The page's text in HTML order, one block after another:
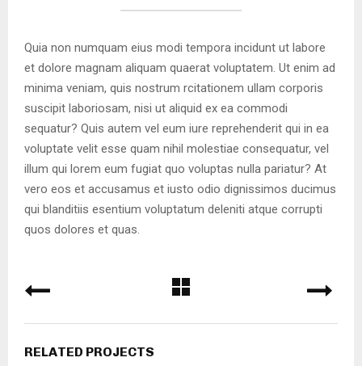
Quia non numquam eius modi tempora incidunt ut labore
et dolore magnam aliquam quaerat voluptatem. Ut enim ad
minima veniam, quis nostrum rcitationem ullam corporis
suscipit laboriosam, nisi ut aliquid ex ea commodi
sequatur? Quis autem vel eum iure reprehenderit qui in ea
voluptate velit esse quam nihil molestiae consequatur, vel
illum qui lorem eum fugiat quo voluptas nulla pariatur? At
vero eos et accusamus et iusto odio dignissimos ducimus
qui blanditiis esentium voluptatum deleniti atque corrupti
quos dolores et quas.
RELATED PROJECTS